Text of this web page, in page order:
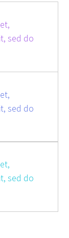
sed do
sed do
sed do